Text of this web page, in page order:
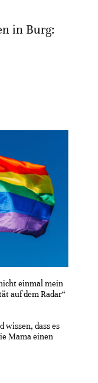
in Burg:
einmal mein
auf dem Radar“
wissen, dass es
Mama einen